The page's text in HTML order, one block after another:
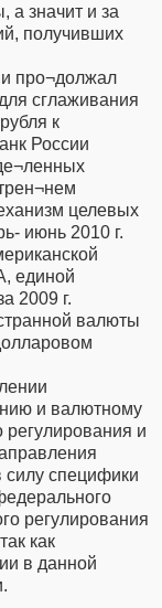
а значит и за
получивших
про¬должал
сглаживания
к
России
целевых
июнь 2010 г.
единой
2009 г.
валюты
и валютному
регулирования и
специфики
регулирования
как
в данной